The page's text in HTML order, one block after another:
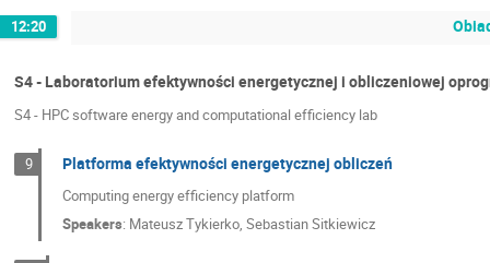
12:20
S4 - Laboratorium efektywności energetycznej i obliczeniowej
S4 - HPC software energy and computational efficiency lab
9 Platforma efektywności energetycznej obliczeń
Computing energy efficiency platform
Speakers: Mateusz Tykierko,Sebastian Sitkiewicz